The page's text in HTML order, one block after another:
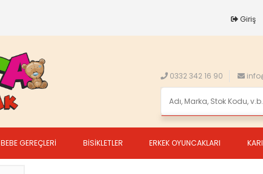
Giriş
0332 342 16 90
BEBE GEREÇLERİ BİSİKLETLER ERKEK OYUNCAKLARI